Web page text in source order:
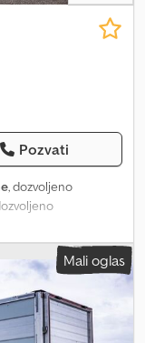
Pozvati
, dozvoljeno
registracija:
širina:2.550 mm,
, međuosovinsko
proizvodnje:2026
vešanje =
trospratna prikolica
Mali oglas